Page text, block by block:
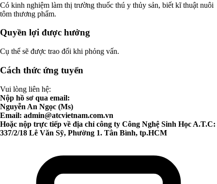
Có kinh nghiệm làm thị trường thuốc thú y thủy sản, biết kĩ thuật nuôi
tôm thương phẩm.
Quyền lợi được hưởng
Cụ thể sẽ được trao đổi khi phỏng vấn.
Cách thức ứng tuyển
Vui lòng liên hệ:
Nộp hồ sơ qua email:
Nguyễn An Ngọc (Ms)
Email: admin@atcvietnam.com.vn
Hoặc nộp trực tiếp về địa chỉ công ty Công Nghệ Sinh Học A.T.C:
337/2/18 Lê Văn Sỹ, Phường 1. Tân Bình, tp.HCM